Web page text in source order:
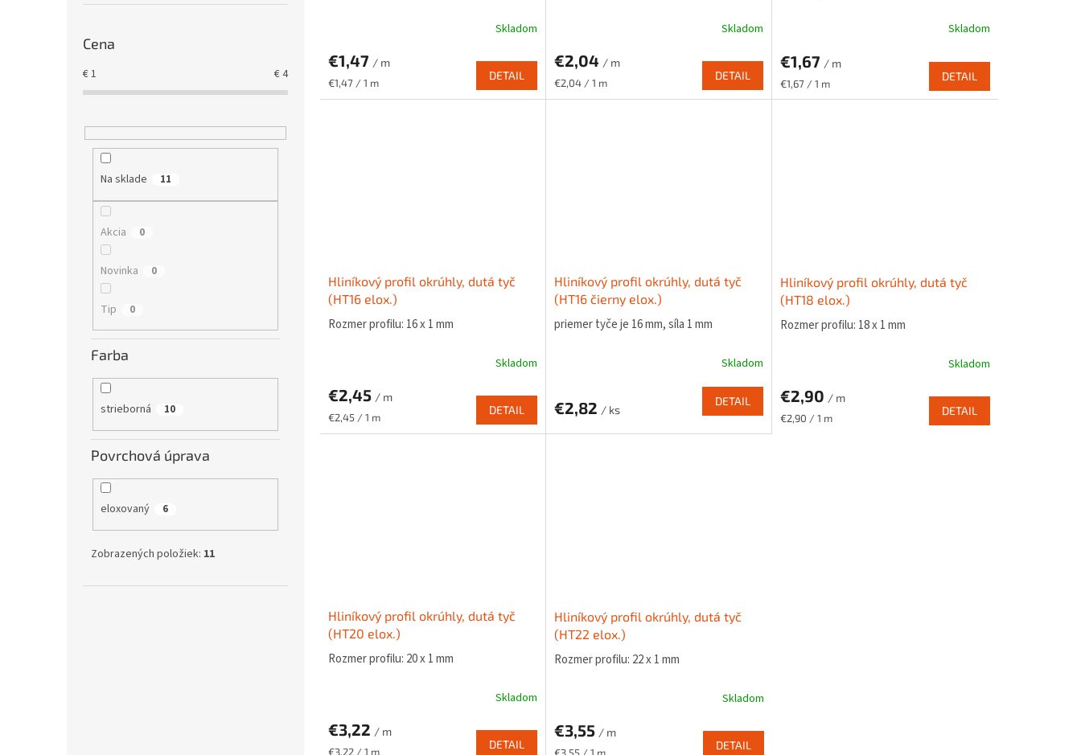
Cena
€1 €4
Na sklade 11
Akcia 0
Novinka 0
Tip 0
Farba
strieborná 10
Povrchová úprava
eloxovaný 6
Zobrazených položiek: 11
Skladom
€1,47 / m
Jednotková
€1,47 / 1 m
DETAIL
Skladom
€2,04 / m
Jednotková
€2,04 / 1 m
DETAIL
Skladom
€1,67 / m
Jednotková
cena:
€1,67 / 1 m
DETAIL
Hliníkový profil okrúhly, dutá tyč
(HT16 elox.)
Rozmer profilu: 16 x 1 mm
Skladom
€2,45 / m
Jednotková
cena:
€2,45 / 1 m
DETAIL
Hliníkový profil okrúhly, dutá tyč
(HT16 čierny elox.)
priemer tyče je 16 mm, síla 1 mm
Skladom
€2,82 / ks
DETAIL
Hliníkový profil okrúhly, dutá tyč
(HT18 elox.)
Rozmer profilu: 18 x 1 mm
Skladom
€2,90 / m
Jednotková
€2,90 / 1 m
DETAIL
Hliníkový profil okrúhly, dutá tyč
(HT20 elox.)
Rozmer profilu: 20 x 1 mm
Skladom
€3,22 / m
Jednotková
€3,22 / 1 m
DETAIL
Hliníkový profil okrúhly, dutá tyč
(HT22 elox.)
Rozmer profilu: 22 x 1 mm
Skladom
€3,55 / m
Jednotková
DETAIL